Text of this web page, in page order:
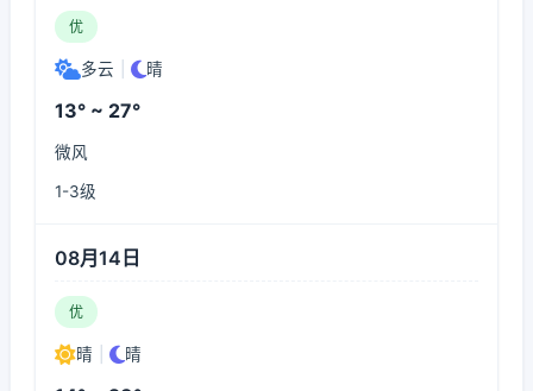
优
多云 晴
13° ~ 27°
微风
1-3级
08月14日
优
晴 晴